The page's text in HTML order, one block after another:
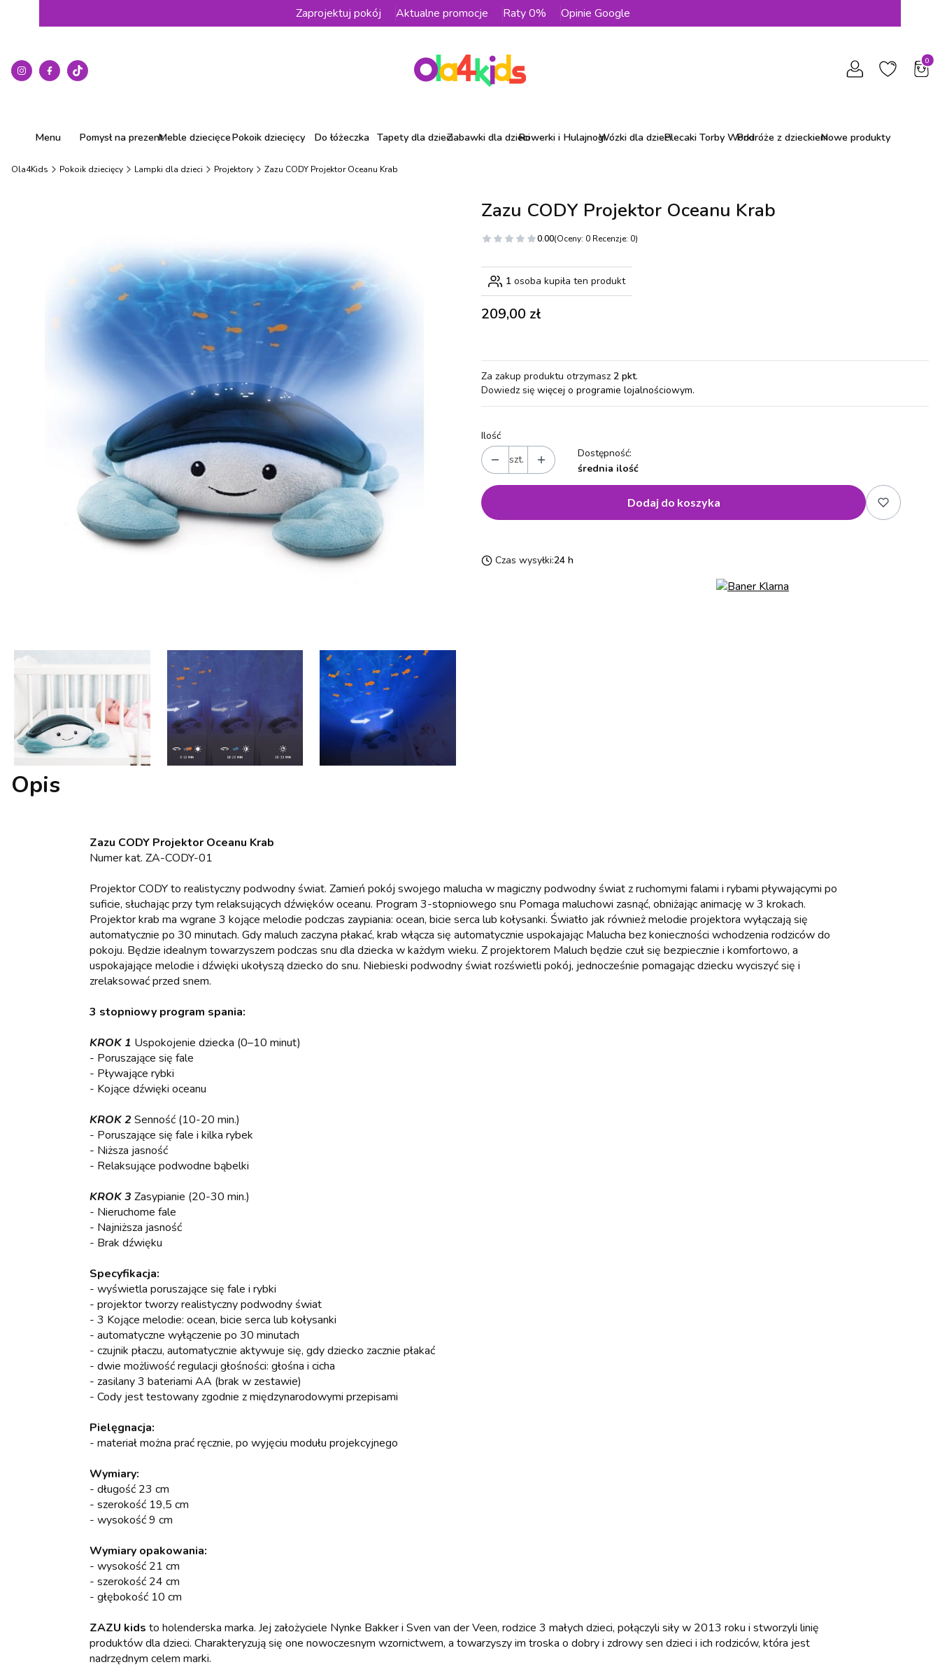
Zaprojektuj pokój Aktualne promocje Raty 0% Opinie Google
Menu Pomysł na prezentMeble dziecięcePokoik dziecięcy Do łóżeczka Tapety dla dzieciZabawki dla dzieciRowerki i HulajnogiWózki dla dzieciPlecaki Torby WorkiPodróże z dzieckiemNowe produkty
Ola4Kids Pokoik dziecięcy Lampki dla dzieci Projektory Zazu CODY Projektor Oceanu Krab
Zazu CODY Projektor Oceanu Krab
0.00(Oceny: 0 Recenzje: 0)
1 osoba kupiła ten produkt
Cena
209,00 zł
Za zakup produktu otrzymasz 2 pkt.
Dowiedz się więcej o programie lojalnościowym.
Ilość
szt.
Dostępność:
średnia ilość
Dodaj do koszyka
Czas wysyłki:24 h
Opis
Zazu CODY Projektor Oceanu Krab
Numer kat. ZA-CODY-01
Projektor CODY to realistyczny podwodny świat. Zamień pokój swojego malucha w magiczny podwodny świat z ruchomymi falami i rybami pływającymi po
suficie, słuchając przy tym relaksujących dźwięków oceanu. Program 3-stopniowego snu Pomaga maluchowi zasnąć, obniżając animację w 3 krokach.
Projektor krab ma wgrane 3 kojące melodie podczas zaypiania: ocean, bicie serca lub kołysanki. Światło jak również melodie projektora wyłączają się
automatycznie po 30 minutach. Gdy maluch zaczyna płakać, krab włącza się automatycznie uspokajając Malucha bez konieczności wchodzenia rodziców do
pokoju. Będzie idealnym towarzyszem podczas snu dla dziecka w każdym wieku. Z projektorem Maluch będzie czuł się bezpiecznie i komfortowo, a
uspokajające melodie i dźwięki ukołyszą dziecko do snu. Niebieski podwodny świat rozświetli pokój, jednocześnie pomagając dziecku wyciszyć się i
zrelaksować przed snem.
3 stopniowy program spania:
KROK 1 Uspokojenie dziecka (0–10 minut)
- Poruszające się fale
- Pływające rybki
- Kojące dźwięki oceanu
KROK 2 Senność (10-20 min.)
- Poruszające się fale i kilka rybek
- Niższa jasność
- Relaksujące podwodne bąbelki
KROK 3 Zasypianie (20-30 min.)
- Nieruchome fale
- Najniższa jasność
- Brak dźwięku
Specyfikacja:
- wyświetla poruszające się fale i rybki
- projektor tworzy realistyczny podwodny świat
- 3 Kojące melodie: ocean, bicie serca lub kołysanki
- automatyczne wyłączenie po 30 minutach
- czujnik płaczu, automatycznie aktywuje się, gdy dziecko zacznie płakać
- dwie możliwość regulacji głośności: głośna i cicha
- zasilany 3 bateriami AA (brak w zestawie)
- Cody jest testowany zgodnie z międzynarodowymi przepisami
Pielęgnacja:
- materiał można prać ręcznie, po wyjęciu modułu projekcyjnego
Wymiary:
- długość 23 cm
- szerokość 19,5 cm
- wysokość 9 cm
Wymiary opakowania:
- wysokość 21 cm
- szerokość 24 cm
- głębokość 10 cm
ZAZU kids to holenderska marka. Jej założyciele Nynke Bakker i Sven van der Veen, rodzice 3 małych dzieci, połączyli siły w 2013 roku i stworzyli linię
produktów dla dzieci. Charakteryzują się one nowoczesnym wzornictwem, a towarzyszy im troska o dobry i zdrowy sen dzieci i ich rodziców, która jest
nadrzędnym celem marki.